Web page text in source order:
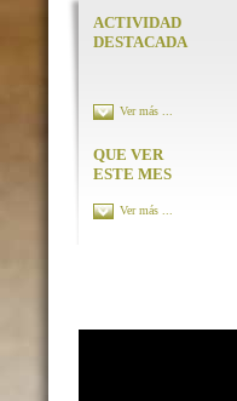
ACTIVIDAD
DESTACADA
Ver más ...
QUE VER
ESTE MES
Ver más ...